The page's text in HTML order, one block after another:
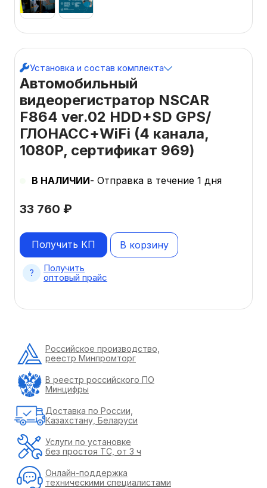
Автомобильный
видеорегистратор NSCAR
F864 ver.02 HDD+SD GPS/
ГЛОНАСС+WiFi (4 канала,
1080P, сертификат 969)
33 760 ₽
В НАЛИЧИИ- Отправка в течение 1 дня
Установка и состав комплекта
В корзину
Получить КП
Получить
оптовый прайс
Российское производство,
реестр Минпромторг
В реестр российского ПО
Минцифры
Доставка по России,
Казахстану, Беларуси
Услуги по установке
без простоя ТС, от 3 ч
Онлайн-поддержка
техническими специалистами